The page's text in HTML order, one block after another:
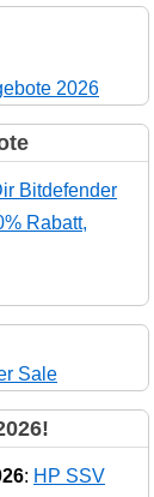
Bitdefender
Rabatt,
: HP SSV